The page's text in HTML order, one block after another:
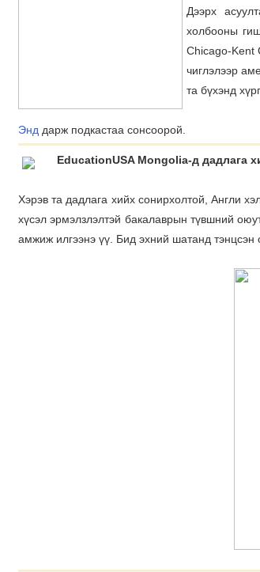
Дээрх
холбооны
Chicago-Kent
чиглэлээр
та бүхэнд
Энд дарж подкастаа сонсоорой.
EducationUSA Mongolia-д дадлага
Хэрэв та дадлага хийх сонирхолтой, Англи
хүсэл эрмэлзлэлтэй бакалаврын түвшний
амжиж илгээнэ үү. Бид эхний шатанд